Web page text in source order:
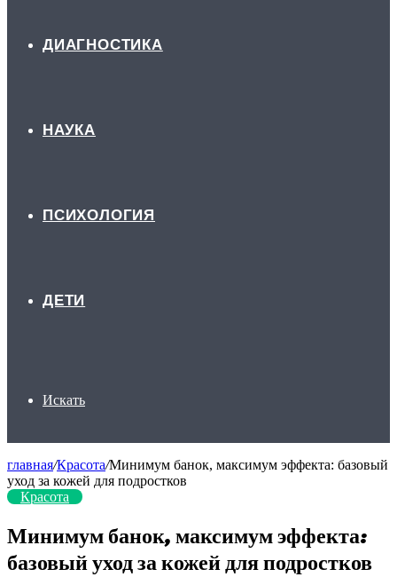
ДИАГНОСТИКА
НАУКА
ПСИХОЛОГИЯ
ДЕТИ
Искать
главная/Красота/Минимум банок, максимум эффекта: базовый
уход за кожей для подростков
Красота
Минимум банок, максимум эффекта:
базовый уход за кожей для подростков